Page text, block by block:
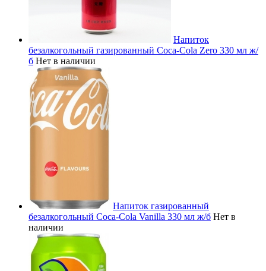
Напиток
безалкогольный газированный Coca-Cola Zero 330 мл ж/
б Нет в наличии
Напиток газированный
безалкогольный Coca-Cola Vanilla 330 мл ж/б Нет в
наличии